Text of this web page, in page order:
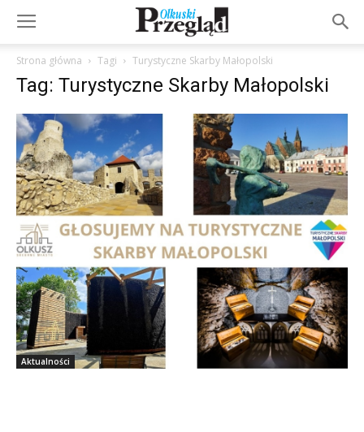
Strona główna Tagi Turystyczne Skarby Małopolski
Tag: Turystyczne Skarby Małopolski
Aktualności